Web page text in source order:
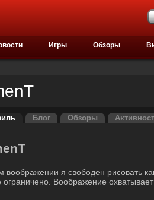
Игры Обзоры
Блог Обзоры
воображении я свободен рисовать
ограничено. Воображение охватывает